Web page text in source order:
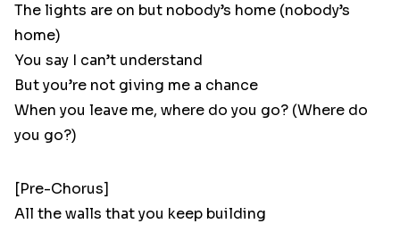
The lights are on but nobody’s home (nobody’s
home)
You say I can’t understand
But you’re not giving me a chance
When you leave me, where do you go? (Where do
you go?)
[Pre-Chorus]
All the walls that you keep building